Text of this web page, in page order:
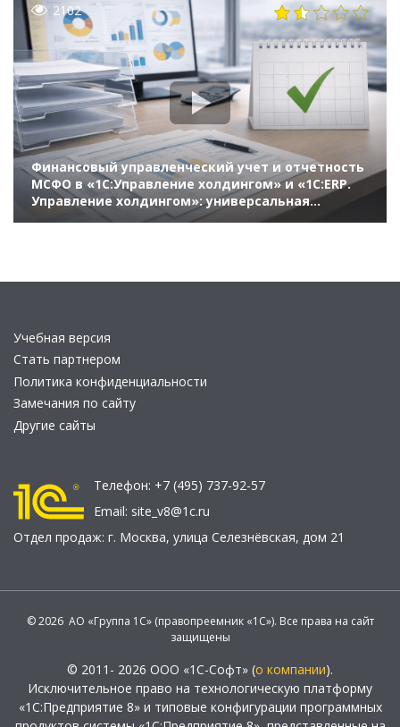
2102
Финансовый управленческий учет и отчетность
МСФО в «1С:Управление холдингом» и «1С:ERP.
Управление холдингом»: универсальная
трансляция, учет внеоборотных активов и
Учебная версия
Стать партнером
Политика конфиденциальности
Замечания по сайту
Другие сайты
Телефон: +7 (495) 737-92-57
Email: site_v8@1c.ru
Отдел продаж: г. Москва, улица Селезнёвская, дом 21
© 2026 АО «Группа 1С» (правопреемник «1С»). Все права на сайт
защищены
© 2011- 2026 ООО «1С-Софт» (о компании).
Исключительное право на технологическую платформу
«1С:Предприятие 8» и типовые конфигурации программных